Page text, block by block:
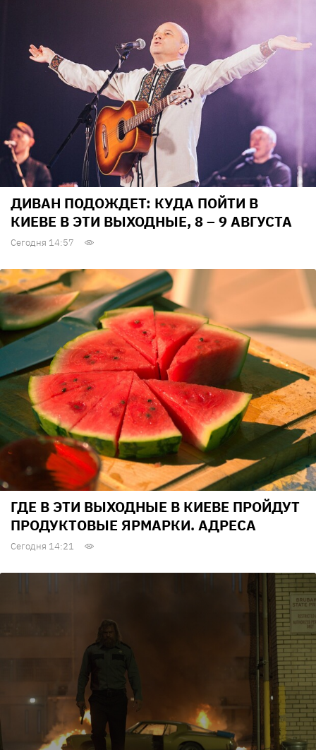
ДИВАН ПОДОЖДЕТ: КУДА ПОЙТИ В
КИЕВЕ В ЭТИ ВЫХОДНЫЕ, 8 – 9 АВГУСТА
Сегодня 14:57
ГДЕ В ЭТИ ВЫХОДНЫЕ В КИЕВЕ ПРОЙДУТ
ПРОДУКТОВЫЕ ЯРМАРКИ. АДРЕСА
Сегодня 14:21